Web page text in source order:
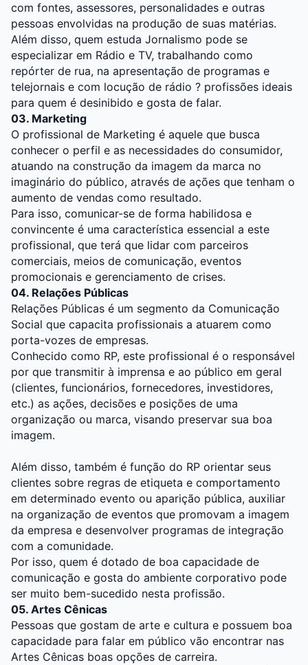
com fontes, assessores, personalidades e outras
pessoas envolvidas na produção de suas matérias.
Além disso, quem estuda Jornalismo pode se
especializar em Rádio e TV, trabalhando como
repórter de rua, na apresentação de programas e
telejornais e com locução de rádio ? profissões ideais
para quem é desinibido e gosta de falar.
03. Marketing
O profissional de Marketing é aquele que busca
conhecer o perfil e as necessidades do consumidor,
atuando na construção da imagem da marca no
imaginário do público, através de ações que tenham o
aumento de vendas como resultado.
Para isso, comunicar-se de forma habilidosa e
convincente é uma característica essencial a este
profissional, que terá que lidar com parceiros
comerciais, meios de comunicação, eventos
promocionais e gerenciamento de crises.
04. Relações Públicas
Relações Públicas é um segmento da Comunicação
Social que capacita profissionais a atuarem como
porta-vozes de empresas.
Conhecido como RP, este profissional é o responsável
por que transmitir à imprensa e ao público em geral
(clientes, funcionários, fornecedores, investidores,
etc.) as ações, decisões e posições de uma
organização ou marca, visando preservar sua boa
imagem.
Além disso, também é função do RP orientar seus
clientes sobre regras de etiqueta e comportamento
em determinado evento ou aparição pública, auxiliar
na organização de eventos que promovam a imagem
da empresa e desenvolver programas de integração
com a comunidade.
Por isso, quem é dotado de boa capacidade de
comunicação e gosta do ambiente corporativo pode
ser muito bem-sucedido nesta profissão.
05. Artes Cênicas
Pessoas que gostam de arte e cultura e possuem boa
capacidade para falar em público vão encontrar nas
Artes Cênicas boas opções de carreira.